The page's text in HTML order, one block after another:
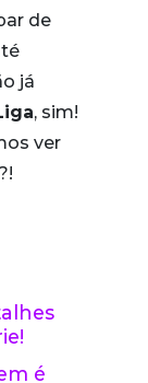
de
já
, sim!
ver
é